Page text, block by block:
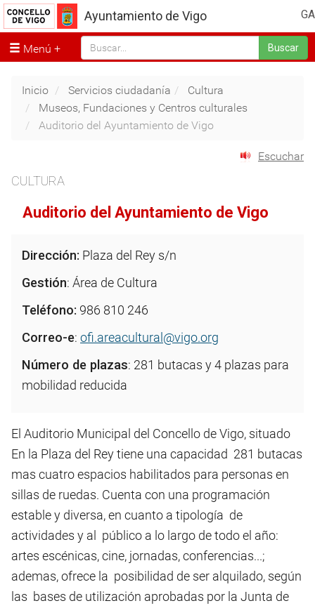
GA
Ayuntamiento de Vigo
Menú Buscar
Inicio Servicios ciudadanía
Cultura
Museos, Fundaciones y Centros culturales
Auditorio del Ayuntamiento de Vigo
Escuchar
CULTURA
Auditorio del Ayuntamiento de Vigo
Dirección: Plaza del Rey s/n
Gestión: Área de Cultura
Teléfono: 986 810 246
Correo-e: ofi.areacultural@vigo.org
Número de plazas: 281 butacas y 4 plazas para
mobilidad reducida
El Auditorio Municipal del Concello de Vigo, situado
En la Plaza del Rey tiene una capacidad 281 butacas
mas cuatro espacios habilitados para personas en
sillas de ruedas. Cuenta con una programación
estable y diversa, en cuanto a tipología de
actividades y al público a lo largo de todo el año:
artes escénicas, cine, jornadas, conferencias...;
ademas, ofrece la posibilidad de ser alquilado, según
las bases de utilización aprobadas por la Junta de